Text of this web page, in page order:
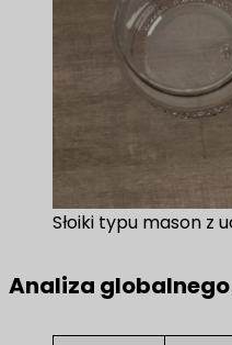
Słoiki typu mason z
Analiza